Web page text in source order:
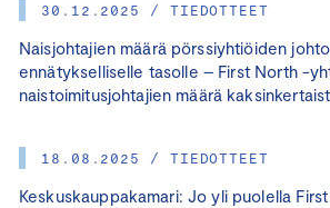
30.12.2025 / TIEDOTTEET
Naisjohtajien määrä pörssiyhtiöiden
ennätykselliselle tasolle – First North -
naistoimitusjohtajien määrä
18.08.2025 / TIEDOTTEET
Keskuskauppakamari: Jo yli puolella